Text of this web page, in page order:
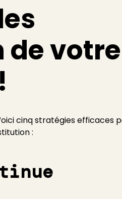
de votre
cinq stratégies efficaces
: